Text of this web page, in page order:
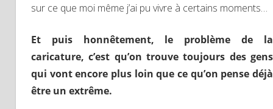
sur ce que moi même j’ai pu vivre à certains moments…
Et puis honnêtement, le problème de la
caricature, c’est qu’on trouve toujours des gens
qui vont encore plus loin que ce qu’on pense déjà
être un extrême.